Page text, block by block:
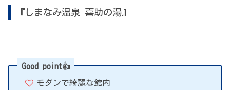
『しまなみ温泉 喜助の湯』
Good point👍
モダンで綺麗な館内